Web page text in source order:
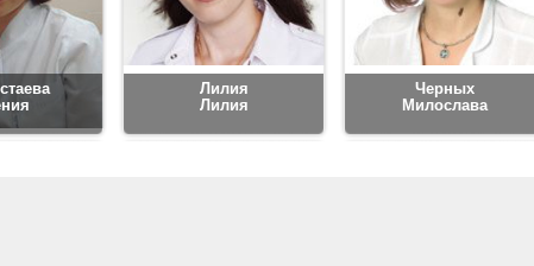
Лилия
Лилия
Черных
Милослава